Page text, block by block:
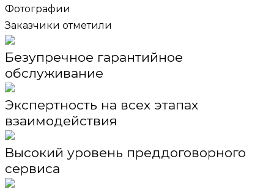
Фотографии
Заказчики отметили
Безупречное гарантийное
обслуживание
Экспертность на всех этапах
взаимодействия
Высокий уровень преддоговорного
сервиса